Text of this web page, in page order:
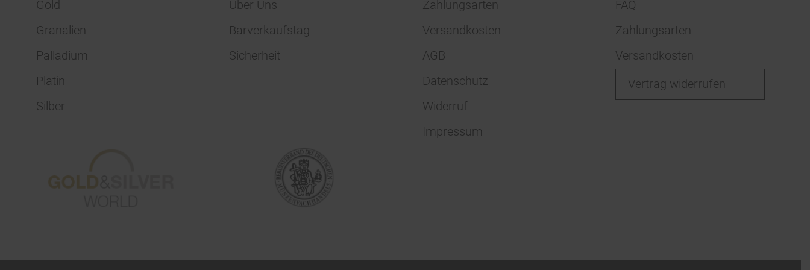
Gold
Granalien
Palladium
Platin
Silber
Über Uns
Barverkaufstag
Sicherheit
Zahlungsarten
Versandkosten
AGB
Datenschutz
Widerruf
Impressum
FAQ
Zahlungsarten
Versandkosten
Vertrag widerrufen